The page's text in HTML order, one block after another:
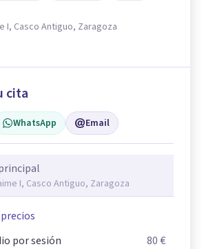
I, Casco Antiguo, Zaragoza
cita
WhatsApp Email
I, Casco Antiguo, Zaragoza
por sesión
80 €